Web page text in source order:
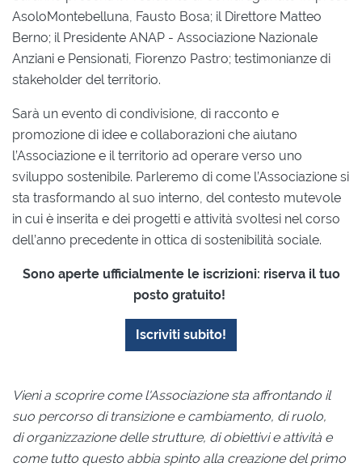
AsoloMontebelluna, Fausto Bosa; il Direttore Matteo
Berno; il Presidente ANAP - Associazione Nazionale
Anziani e Pensionati, Fiorenzo Pastro; testimonianze di
stakeholder del territorio.
Sarà un evento di condivisione, di racconto e
promozione di idee e collaborazioni che aiutano
l’Associazione e il territorio ad operare verso uno
sviluppo sostenibile. Parleremo di come l’Associazione si
sta trasformando al suo interno, del contesto mutevole
in cui è inserita e dei progetti e attività svoltesi nel corso
dell’anno precedente in ottica di sostenibilità sociale.
Sono aperte ufficialmente le iscrizioni: riserva il tuo
posto gratuito!
Iscriviti subito!
Vieni a scoprire come l'Associazione sta affrontando il
suo percorso di transizione e cambiamento, di ruolo,
di organizzazione delle strutture, di obiettivi e attività e
come tutto questo abbia spinto alla creazione del primo